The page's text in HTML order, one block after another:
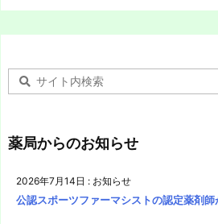
薬局からのお知らせ
2026年7月14日 : お知らせ
公認スポーツファーマシストの認定薬剤師